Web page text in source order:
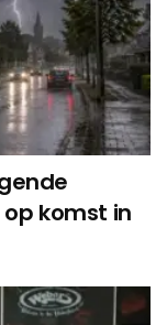
komst in